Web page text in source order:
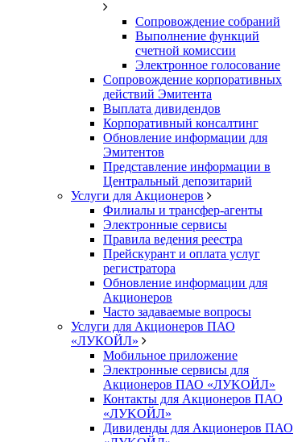
Сопровождение собраний
Выполнение функций
счетной комиссии
Электронное голосование
Сопровождение корпоративных
действий Эмитента
Выплата дивидендов
Корпоративный консалтинг
Обновление информации для
Эмитентов
Представление информации в
Центральный депозитарий
Услуги для Акционеров
Филиалы и трансфер-агенты
Электронные сервисы
Правила ведения реестра
Прейскурант и оплата услуг
регистратора
Обновление информации для
Акционеров
Часто задаваемые вопросы
Услуги для Акционеров ПАО
«ЛУКОЙЛ»
Мобильное приложение
Электронные сервисы для
Акционеров ПАО «ЛУKOЙЛ»
Контакты для Акционеров ПАО
«ЛУKOЙЛ»
Дивиденды для Акционеров ПАО